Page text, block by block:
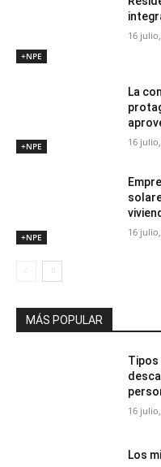
+NPE
16
+NPE
La
16
+NPE 16
MÁS POPULAR
Tipos
16
Los